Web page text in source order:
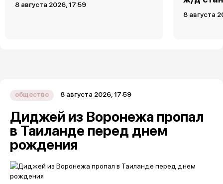
8 августа 2026, 17:59
8 августа
общество 8 августа 2026, 17:59
Диджей из Воронежа пропал
в Таиланде перед днем
рождения